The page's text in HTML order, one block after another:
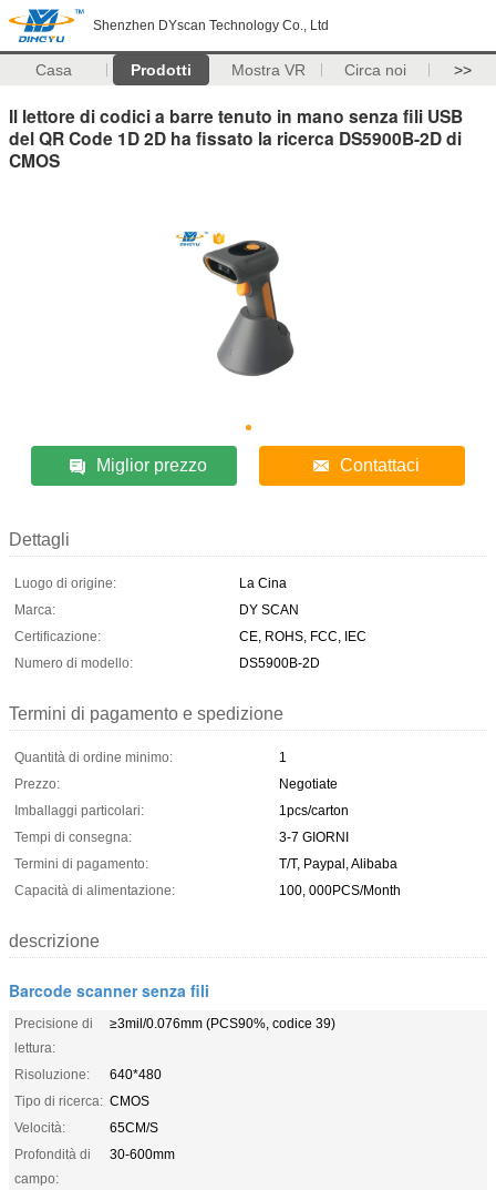
Shenzhen DYscan Technology Co., Ltd
Casa Prodotti Mostra VR Circa noi >>
Il lettore di codici a barre tenuto in mano senza fili USB
del QR Code 1D 2D ha fissato la ricerca DS5900B-2D di
CMOS
Miglior prezzo Contattaci
Dettagli
Luogo di origine:
La Cina
Marca:
DY SCAN
Certificazione:
CE, ROHS, FCC, IEC
Numero di modello:
DS5900B-2D
Termini di pagamento e spedizione
Quantità di ordine minimo:
1
Prezzo:
Negotiate
Imballaggi particolari:
1pcs/carton
Tempi di consegna:
3-7 GIORNI
Termini di pagamento:
T/T, Paypal, Alibaba
Capacità di alimentazione:
100, 000PCS/Month
descrizione
Barcode scanner senza fili
Precisione di
lettura:
≥3mil/0.076mm (PCS90%, codice 39)
Risoluzione:
640*480
Tipo di ricerca: CMOS
Velocità:
65CM/S
Profondità di
campo:
30-600mm